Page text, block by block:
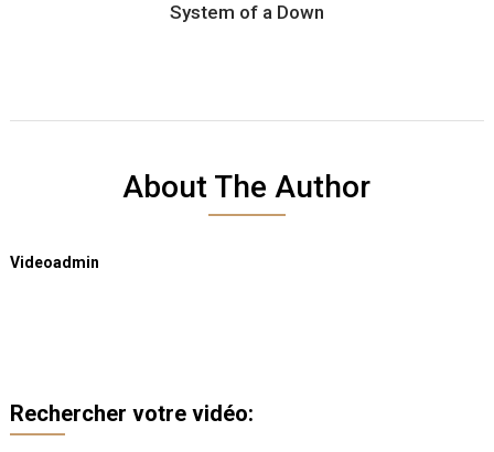
System of a Down
About The Author
Videoadmin
Rechercher votre vidéo: